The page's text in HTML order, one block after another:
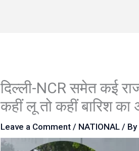
दिल्ली-NCR समेत कई
कहीं लू तो कहीं बारिश का
Leave a Comment / NATIONAL / By